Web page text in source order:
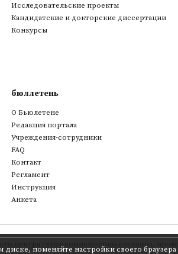
поменяйте настройки своего браузера
Исследовательские проекты
Кандидатские и докторские диссертации
Конкурсы
бюллетень
О Бьюлетене
Редакция портала
Учреждения-сотрудники
FAQ
Контакт
Регламент
Инструкция
Анкета
центра суперкомпьютерно-сетевого